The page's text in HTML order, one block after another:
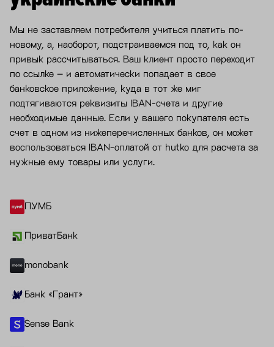
Мы не заставляем потребителя учиться платить по-
новому, а, наоборот, подстраиваемся под то, как он
привык рассчитываться. Ваш клиент просто переходит
по ссылке – и автоматически попадает в свое
банковское приложение, куда в тот же миг
подтягиваются реквизиты IBAN-счета и другие
необходимые данные. Если у вашего покупателя есть
счет в одном из нижеперечисленных банков, он может
воспользоваться IBAN-оплатой от hutko для расчета за
нужные ему товары или услуги.
ПУМБ
ПриватБанк
monobank
Банк «Грант»
Sense Bank